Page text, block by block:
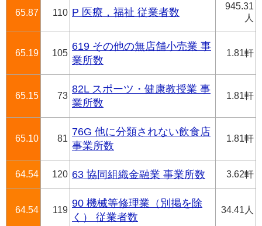
65.87 110 P 医療，福祉 従業者数
945.31
人
65.19 105
619 その他の無店舗小売業 事
業所数
1.81軒
65.15 73
82L スポーツ・健康教授業 事
業所数
1.81軒
65.10 81
76G 他に分類されない飲食店
事業所数
1.81軒
64.54 120 63 協同組織金融業 事業所数 3.62軒
64.54 119
90 機械等修理業（別掲を除
く） 従業者数
34.41人